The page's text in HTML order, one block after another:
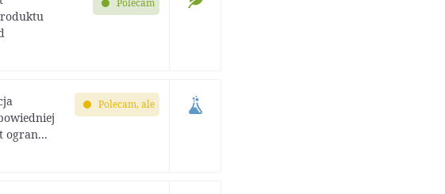
Polecam
ogran...
Polecam, ale